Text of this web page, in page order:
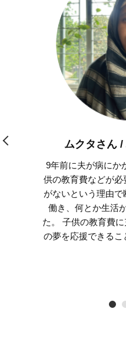
ムクタさん
9年前に夫が病にか
供の教育費などが
がないという理由
働き、何とか生活
た。 子供の教育費
の夢を応援できるこ